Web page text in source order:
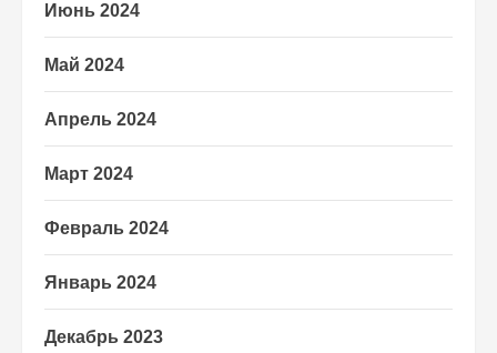
Июнь 2024
Май 2024
Апрель 2024
Март 2024
Февраль 2024
Январь 2024
Декабрь 2023